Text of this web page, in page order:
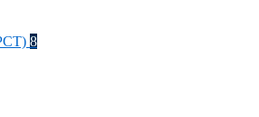
8